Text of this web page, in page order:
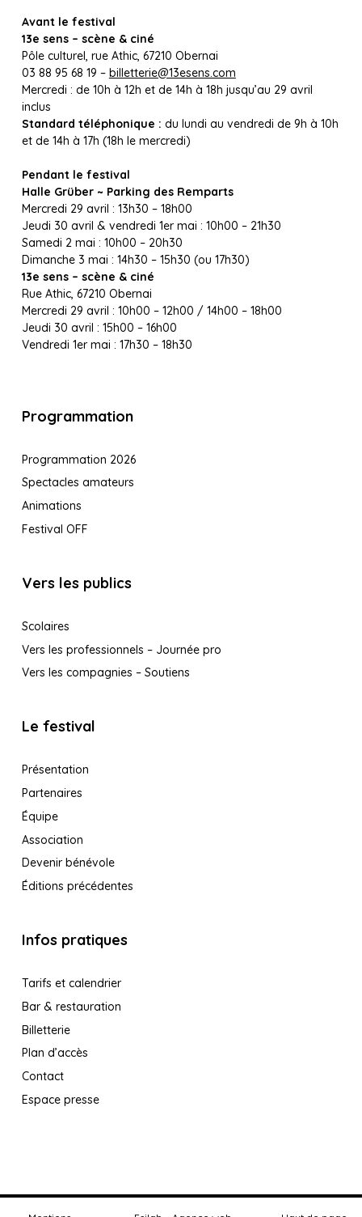
Avant le festival
13e sens – scène & ciné
Pôle culturel, rue Athic, 67210 Obernai
03 88 95 68 19 – billetterie@13esens.com
Mercredi : de 10h à 12h et de 14h à 18h jusqu’au 29 avril
inclus
Standard téléphonique : du lundi au vendredi de 9h à 10h
et de 14h à 17h (18h le mercredi)
Pendant le festival
Halle Grüber ~ Parking des Remparts
Mercredi 29 avril : 13h30 – 18h00
Jeudi 30 avril & vendredi 1er mai : 10h00 – 21h30
Samedi 2 mai : 10h00 – 20h30
Dimanche 3 mai : 14h30 – 15h30 (ou 17h30)
13e sens – scène & ciné
Rue Athic, 67210 Obernai
Mercredi 29 avril : 10h00 – 12h00 / 14h00 – 18h00
Jeudi 30 avril : 15h00 – 16h00
Vendredi 1er mai : 17h30 – 18h30
Programmation
Programmation 2026
Spectacles amateurs
Animations
Festival OFF
Vers les publics
Scolaires
Vers les professionnels – Journée pro
Vers les compagnies – Soutiens
Le festival
Présentation
Partenaires
Équipe
Association
Devenir bénévole
Éditions précédentes
Infos pratiques
Tarifs et calendrier
Bar & restauration
Billetterie
Plan d’accès
Contact
Espace presse